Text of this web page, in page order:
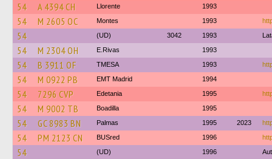
54 A 4394 CH Llorente 1993
54 M 2605 OC Montes 1993
54 (UD) 3042 1993
54 M 2304 OH E.Rivas 1993
54 B 3911 OF TMESA 1993
54 M 0922 PB EMT Madrid 1994
54 7296 CVP Edetania 1995
54 M 9002 TB Boadilla 1995
54 GC 8983 BN Palmas 1995 2023
54 PM 2123 CN BUSred 1996
54 (UD) 1996